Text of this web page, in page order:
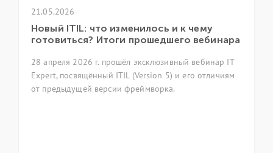
изменилось и к чему
прошедшего вебинара
прошёл эксклюзивный вебинар IT
ITIL (Version 5) и его отличиям
фреймворка.
ГК «ИТ Эксперт»
ежегодной
7 апреля 2026 года в
ежегодная